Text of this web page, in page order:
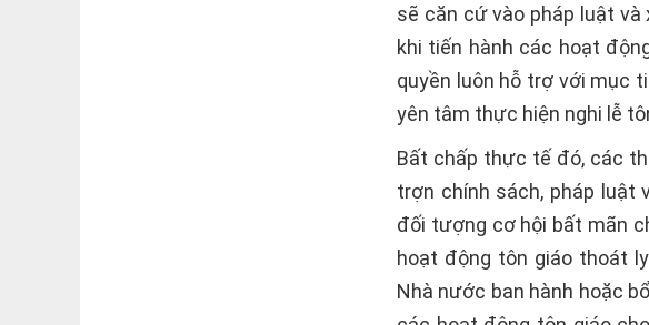
sẽ căn cứ vào pháp luật
khi tiến hành các hoạt
quyền luôn hỗ trợ với mục
yên tâm thực hiện nghi lễ
Bất chấp thực tế đó, các
trợn chính sách, pháp luật
đối tượng cơ hội bất mãn
hoạt động tôn giáo thoát
Nhà nước ban hành hoặc